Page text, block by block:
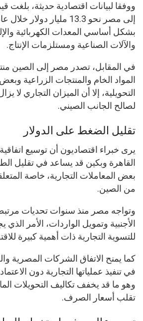
ووفقا لبيانات اقتصادية حديثة، بلغت
بشكل أساسي المعدات الكهربائية
والآلات الصناعية ومستلزمات الإنتاج.
في المقابل، تصدر مصر إلى الصين
المواد الخام والمنتجات الزراعية
التحويلية، إلا أن الميزان التجاري
لصالح الجانب الصيني.
تقليل الضغط على الدولار
يرى خبراء اقتصاديون أن توسيع
القاهرة وبكين قد يساعد في تقليل
بعض المعاملات التجارية، خاصة
من الصين.
وتواجه مصر منذ سنوات تحديات
الأجنبية وتمويل الواردات، الأمر الذي
للتسوية التجارية ذات أهمية كبيرة
كما يمنح الاتفاق الشركات المصرية
في تنفيذ عملياتها التجارية دون
وهو ما قد يخفف تكاليف التحويلات
تقلب أسعار الصرف.